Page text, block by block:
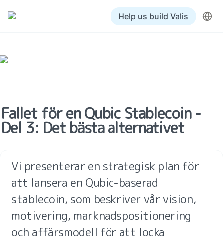
Help us build Valis
Fallet för en Qubic Stablecoin -
Del 3: Det bästa alternativet
Vi presenterar en strategisk plan för
att lansera en Qubic-baserad
stablecoin, som beskriver vår vision,
motivering, marknadspositionering
och affärsmodell för att locka